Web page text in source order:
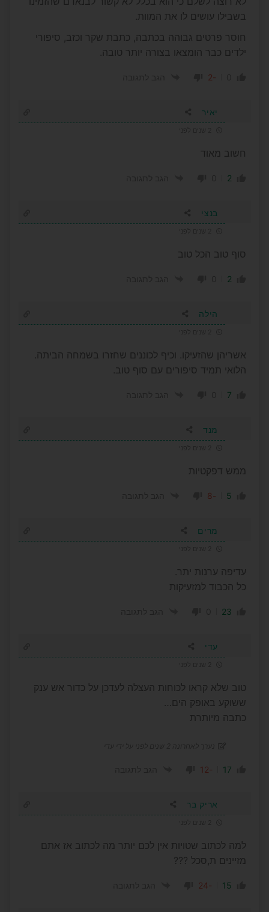
בשבילו עושים לו את המוות.
חוסר פרטים גבוהה בכתבה, כתבת שקר וכזב, סיפורי
ילדים כבר הומצאו בצורה יותר טובה.
-2
יאיר
חשוב מאוד
2
בנצי
סוף טוב הכל טוב
2
הילה
אשריהן שהזעיקו. וכיף לכוננים שחזרו בשמחה הביתה.
הלואי תמיד סיפורים עם סוף טוב.
7
מנד
ממש דפקטיות
5
-8
מרים
עדיפה ערנות יתר.
כל הכבוד למזעיקות
23
עדי
טוב שלא קראו לכוחות העצלה לעדכן על כדור אש ענק
ששוקע באופק הים…
כתבה מיותרת
17
-12
אריק בר
למה לכתוב שטויות אין לכם יותר מה לכתוב אז אתם
מזיינים ת,סכל ???
15
-24